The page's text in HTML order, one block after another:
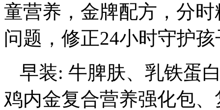
童营养，金牌配方，分
问题，修正24小时守护
早装: 牛脾肤、乳铁蛋
鸡内金复合营养强化包